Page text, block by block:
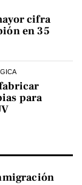
cifra
en 35
para